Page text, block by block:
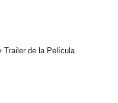
Trailer de la Película